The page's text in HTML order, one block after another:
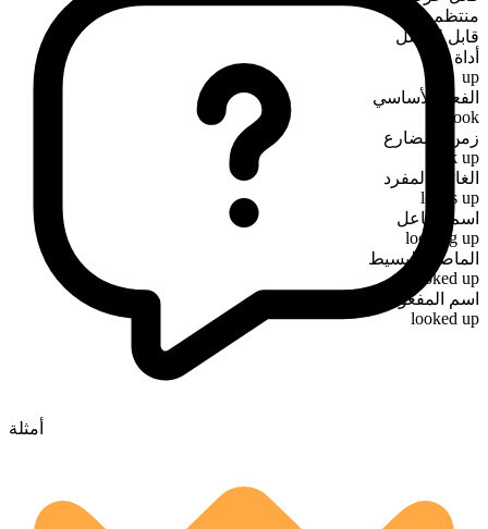
منتظم
قابل للفصل
أداة
up
الفعل الأساسي
look
زمن المضارع
look up
الغائب المفرد
looks up
اسم الفاعل
looking up
الماضي البسيط
looked up
اسم المفعول
looked up
أمثلة